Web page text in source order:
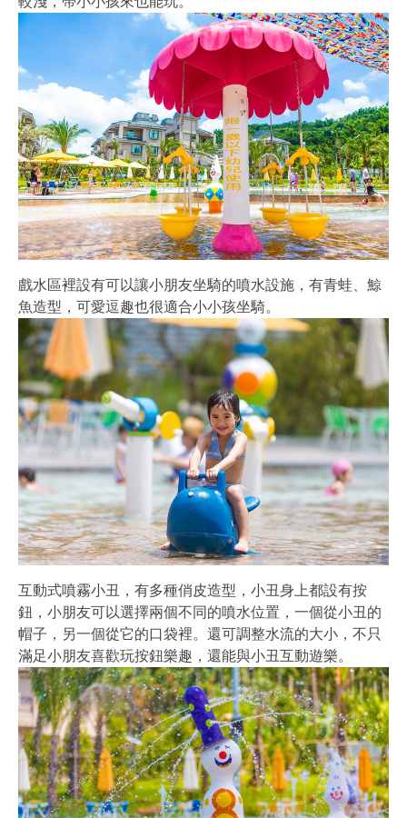
戲水區裡設有可以讓小朋友坐騎的噴水設施，有青蛙、鯨
魚造型，可愛逗趣也很適合小小孩坐騎。
互動式噴霧小丑，有多種俏皮造型，小丑身上都設有按
鈕，小朋友可以選擇兩個不同的噴水位置，一個從小丑的
帽子，另一個從它的口袋裡。還可調整水流的大小，不只
滿足小朋友喜歡玩按鈕樂趣，還能與小丑互動遊樂。